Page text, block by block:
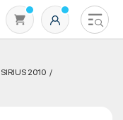
SIRIUS 2010